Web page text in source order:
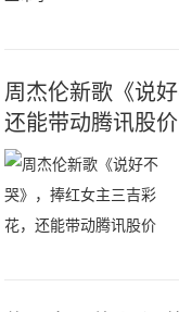
周杰伦新歌《说
还能带动腾讯股价